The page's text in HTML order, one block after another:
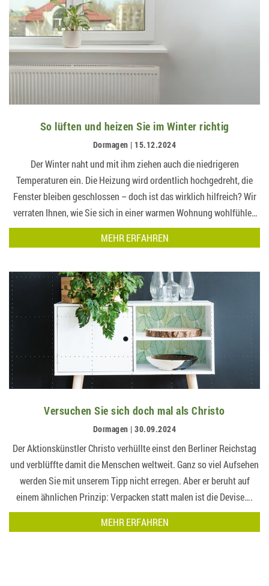
So lüften und heizen Sie im Winter richtig
Dormagen | 15.12.2024
Der Winter naht und mit ihm ziehen auch die niedrigeren
Temperaturen ein. Die Heizung wird ordentlich hochgedreht, die
Fenster bleiben geschlossen – doch ist das wirklich hilfreich? Wir
verraten Ihnen, wie Sie sich in einer warmen Wohnung wohlfühlen
und trotzdem Energie sp…
MEHR ERFAHREN
Versuchen Sie sich doch mal als Christo
Dormagen | 30.09.2024
Der Aktionskünstler Christo verhüllte einst den Berliner Reichstag
und verblüffte damit die Menschen weltweit. Ganz so viel Aufsehen
werden Sie mit unserem Tipp nicht erregen. Aber er beruht auf
einem ähnlichen Prinzip: Verpacken statt malen ist die Devise….
MEHR ERFAHREN